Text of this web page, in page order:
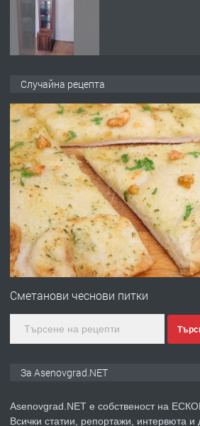
ПРЕДЛАГА
Професионална
със сертификат
ПРЕДЛАГА
Професионална
Случайна рецепта
Сметанови чеснови питки
За Asenovgrad.NET
Asenovgrad.NET е собственост на
Всички статии, репортажи, интервюта и